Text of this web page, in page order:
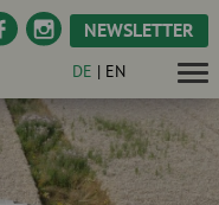
NEWSLETTER
DE | EN